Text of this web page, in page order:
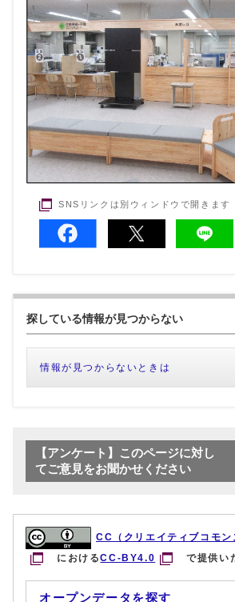
SNSリンクは別ウィンドウで開きます
探している情報が見つからない
情報が見つからないときは
【アンケート】このページに対し
てご意見をお聞かせください
CC（クリエイティブコモン
におけるCC-BY4.0 で提供い
オープンデータを探す